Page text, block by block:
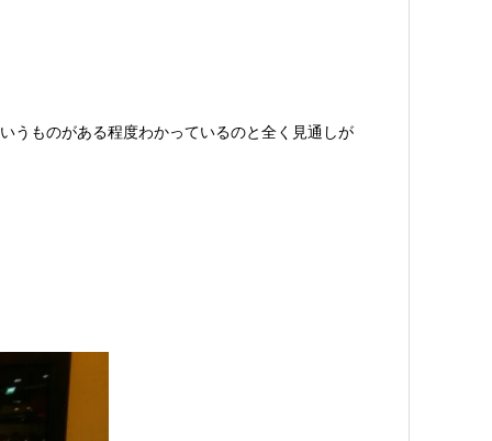
うものがある程度わかっているのと全く見通しが